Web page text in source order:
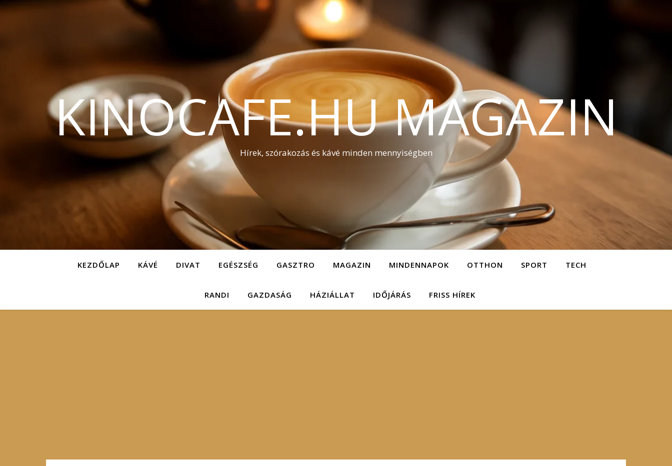
KINOCAFE.HU MAGAZIN
Hírek, szórakozás és kávé minden mennyiségben
KEZDŐLAP KÁVÉ DIVAT EGÉSZSÉG GASZTRO MAGAZIN MINDENNAPOK OTTHON SPORT TECH
RANDI GAZDASÁG HÁZIÁLLAT IDŐJÁRÁS FRISS HÍREK